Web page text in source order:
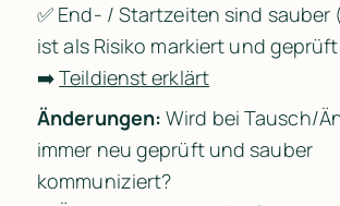
✅ End- / Startzeiten sind sauber
ist als Risiko markiert und
➡️ Teildienst erklärt
Änderungen: Wird bei Tausch/
immer neu geprüft und sauber
kommuniziert?